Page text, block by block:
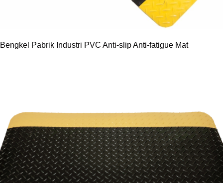
Bengkel Pabrik Industri PVC Anti-slip Anti-fatigue Mat